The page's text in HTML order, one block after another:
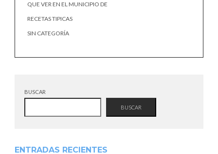
QUE VER EN EL MUNICIPIO DE
RECETAS TIPICAS
SIN CATEGORÍA
BUSCAR
BUSCAR
ENTRADAS RECIENTES